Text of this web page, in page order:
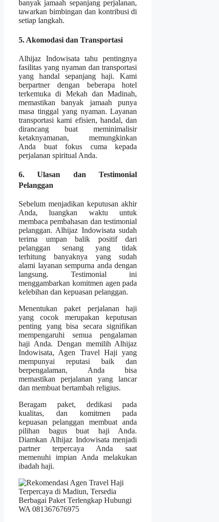
banyak jamaah sepanjang perjalanan,
tawarkan bimbingan dan kontribusi di
setiap langkah.
5. Akomodasi dan Transportasi
Alhijaz Indowisata tahu pentingnya
fasilitas yang nyaman dan transportasi
yang handal sepanjang haji. Kami
berpartner dengan beberapa hotel
terkemuka di Mekah dan Madinah,
memastikan banyak jamaah punya
masa tinggal yang nyaman. Layanan
transportasi kami efisien, handal, dan
dirancang buat meminimalisir
ketaknyamanan, memungkinkan
Anda buat fokus cuma kepada
perjalanan spiritual Anda.
6. Ulasan dan Testimonial
Pelanggan
Sebelum menjadikan keputusan akhir
Anda, luangkan waktu untuk
membaca pembahasan dan testimonial
pelanggan. Alhijaz Indowisata sudah
terima umpan balik positif dari
pelanggan senang yang tidak
terhitung banyaknya yang sudah
alami layanan sempurna anda dengan
langsung. Testimonial ini
menggambarkan komitmen agen pada
kelebihan dan kepuasan pelanggan.
Menentukan paket perjalanan haji
yang cocok merupakan keputusan
penting yang bisa secara signifikan
mempengaruhi semua pengalaman
haji Anda. Dengan memilih Alhijaz
Indowisata, Agen Travel Haji yang
mempunyai reputasi baik dan
berpengalaman, Anda bisa
memastikan perjalanan yang lancar
dan membuat bertambah religius.
Beragam paket, dedikasi pada
kualitas, dan komitmen pada
kepuasan pelanggan membuat anda
pilihan bagus buat haji Anda.
Diamkan Alhijaz Indowisata menjadi
partner terpercaya Anda saat
memenuhi impian Anda melakukan
ibadah haji.